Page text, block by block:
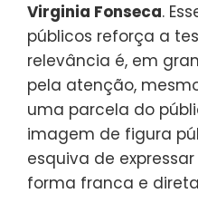
Virginia Fonseca.
públicos reforça a
relevância é, em
pela atenção,
uma parcela do
imagem de figura
esquiva de
forma franca e